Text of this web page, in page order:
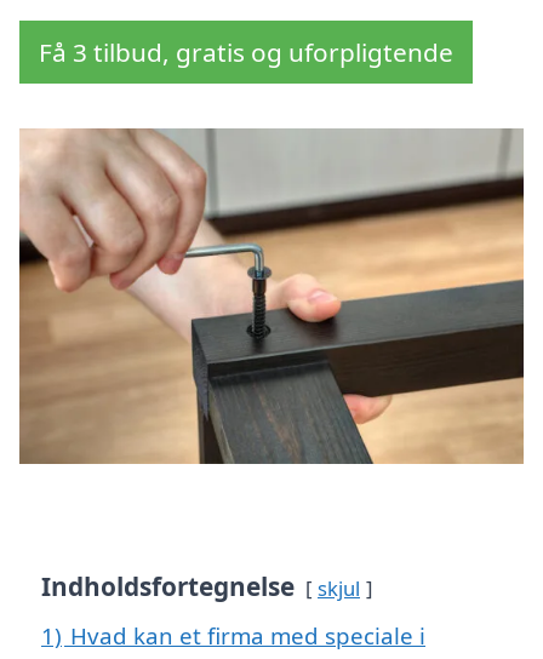
Få 3 tilbud, gratis og uforpligtende
Indholdsfortegnelse skjul
1) Hvad kan et firma med speciale i